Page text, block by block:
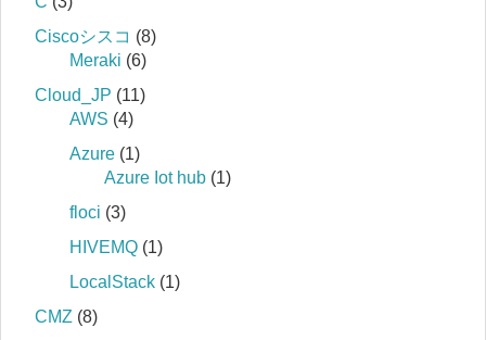
Ciscoシスコ (8)
Meraki (6)
Cloud_JP (11)
AWS (4)
Azure (1)
Azure Iot hub (1)
floci (3)
HIVEMQ (1)
LocalStack (1)
CMZ (8)